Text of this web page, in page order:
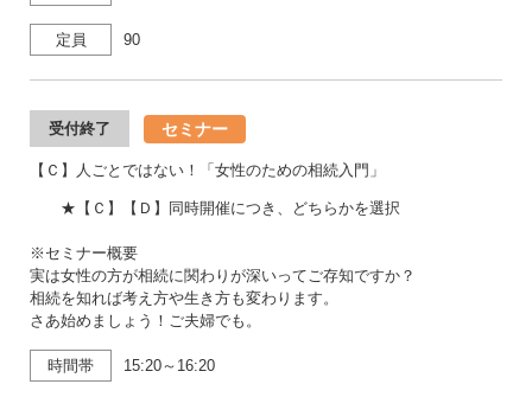
定員 90
受付終了 セミナー
【Ｃ】人ごとではない！「女性のための相続入門」
★【Ｃ】【Ｄ】同時開催につき、どちらかを選択
※セミナー概要
実は女性の方が相続に関わりが深いってご存知ですか？
相続を知れば考え方や生き方も変わります。
さあ始めましょう！ご夫婦でも。
時間帯 15:20～16:20